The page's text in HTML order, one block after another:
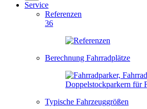
Service
Referenzen
36
Berechnung Fahrradplätze
Typische Fahrzeuggrößen